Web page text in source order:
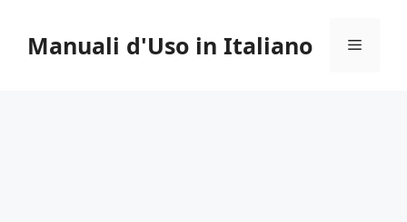
contenuto
Manuali d'Uso in Italiano Menu